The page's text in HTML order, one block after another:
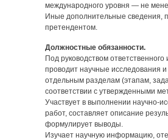
международного уровня — не
Иные дополнительные сведения,
претендентом.
Должностные обязанности.
Под руководством ответственного
проводит научные исследования
отдельным разделам (этапам,
соответствии с утвержденными
Участвует в выполнении научно-
работ, составляет описание
формулирует выводы.
Изучает научную информацию,